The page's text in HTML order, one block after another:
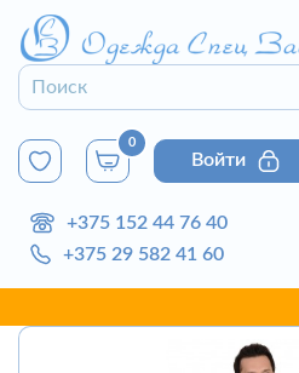
0
Войти
+375 152 44 76 40
+375 29 582 41 60